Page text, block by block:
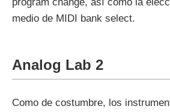
medio de MIDI bank select.
Analog Lab 2
Como de costumbre, los